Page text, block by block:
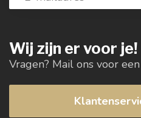
Wij zijn er voor je!
Vragen? Mail ons voor